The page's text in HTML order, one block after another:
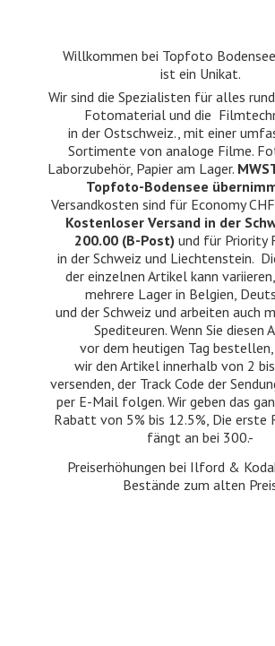
Willkommen bei Topfoto
ist ein Unikat.
Wir sind die Spezialisten für alles
Fotomaterial und die
in der Ostschweiz., mit einer
Sortimente von analoge Filme.
Laborzubehör, Papier am Lager.
Topfoto-Bodensee
Versandkosten sind für Economy
Kostenloser Versand in der
200.00 (B-Post) und für Priority
in der Schweiz und Liechtenstein.
der einzelnen Artikel kann
mehrere Lager in Belgien,
und der Schweiz und arbeiten auch
Spediteuren. Wenn Sie diesen
vor dem heutigen Tag
wir den Artikel innerhalb von 2
versenden, der Track Code der
per E-Mail folgen. Wir geben das
Rabatt von 5% bis 12.5%, Die
fängt an bei 300.-
Preiserhöhungen bei Ilford &
Bestände zumalten